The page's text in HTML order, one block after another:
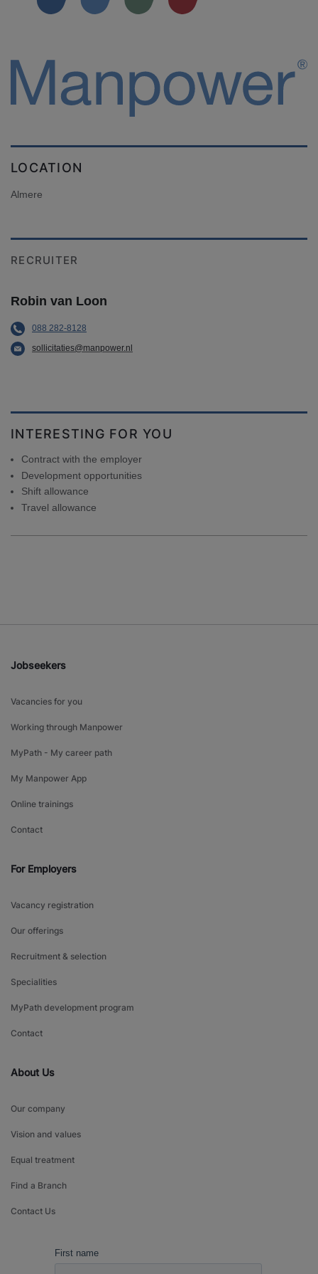
LOCATION
Almere
RECRUITER
Robin van Loon
088 282-8128
sollicitaties@manpower.nl
INTERESTING FOR YOU
Contract with the employer
Development opportunities
Shift allowance
Travel allowance
Jobseekers
Vacancies for you
Working through Manpower
MyPath - My career path
My Manpower App
Online trainings
Contact
For Employers
Vacancy registration
Our offerings
Recruitment & selection
Specialities
MyPath development program
Contact
About Us
Our company
Vision and values
Equal treatment
Find a Branch
Contact Us